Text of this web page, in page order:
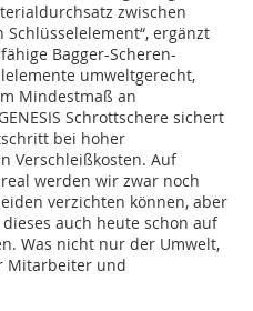
zwischen
ergänzt
Bagger-Scheren-
umweltgerecht,
Mindestmaß an
Schrottschere sichert
bei hoher
Verschleißkosten. Auf
werden wir zwar noch
verzichten können, aber
auch heute schon auf
Was nicht nur der Umwelt,
Mitarbeiter und